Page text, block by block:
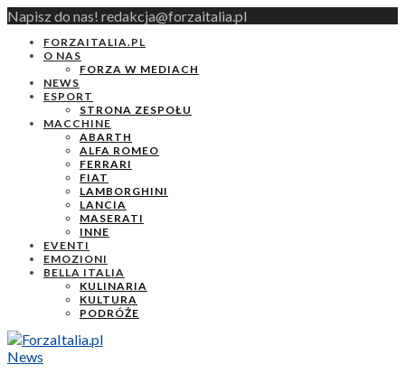
Napisz do nas! redakcja@forzaitalia.pl
FORZAITALIA.PL
O NAS
FORZA W MEDIACH
NEWS
ESPORT
STRONA ZESPOŁU
MACCHINE
ABARTH
ALFA ROMEO
FERRARI
FIAT
LAMBORGHINI
LANCIA
MASERATI
INNE
EVENTI
EMOZIONI
BELLA ITALIA
KULINARIA
KULTURA
PODRÓŻE
News